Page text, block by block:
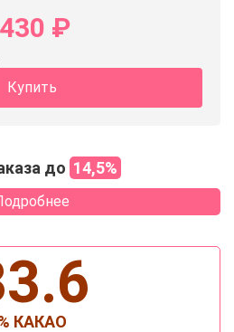
430 ₽
Купить
до 14,5%
КАКАО